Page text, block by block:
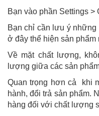
Bạn vào phần Settings >
Bạn chỉ cần lưu ý những
ở đây thể hiện sản
Về mặt chất lượng,
lượng giữa các sản
Quan trọng hơn cả khi
hành, đổi trả sản phẩm.
hàng đối với chất lượng